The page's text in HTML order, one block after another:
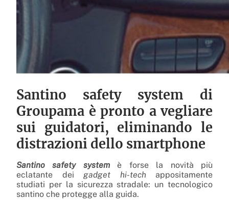
Santino safety system di
Groupama è pronto a vegliare
sui guidatori, eliminando le
distrazioni dello smartphone
Santino safety systemè forse la novità più
eclatante dei gadget hi-tech appositamente
studiati per la sicurezza stradale: un tecnologico
santino che protegge alla guida.